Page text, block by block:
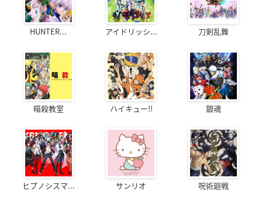
HUNTER... アイドリッシ... 刀剣乱舞
暗殺教室 ハイキュー!! 銀魂
ヒプノシスマ... サンリオ 呪術廻戦